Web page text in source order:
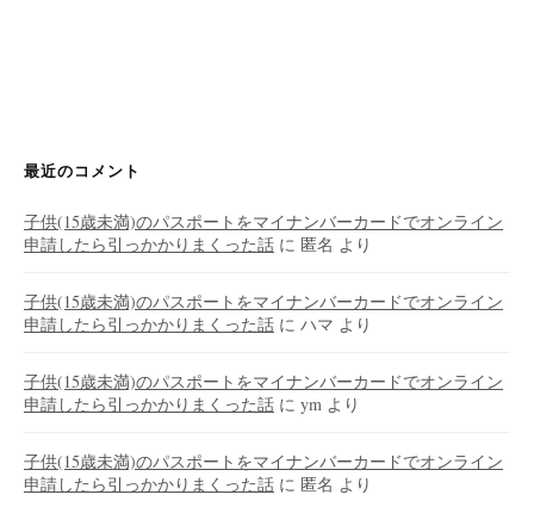
最近のコメント
子供(15歳未満)のパスポートをマイナンバーカードでオンライン
申請したら引っかかりまくった話 に 匿名 より
子供(15歳未満)のパスポートをマイナンバーカードでオンライン
申請したら引っかかりまくった話 に ハマ より
子供(15歳未満)のパスポートをマイナンバーカードでオンライン
申請したら引っかかりまくった話 に ym より
子供(15歳未満)のパスポートをマイナンバーカードでオンライン
申請したら引っかかりまくった話 に 匿名 より